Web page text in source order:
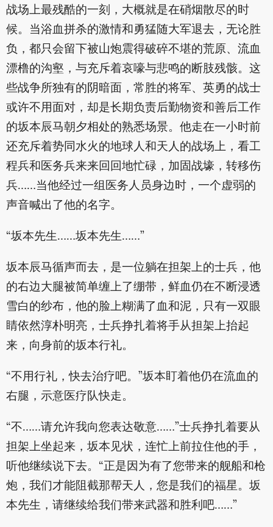
战场上最残酷的一刻，大概就是在硝烟散尽的时
候。当浴血拼杀的激情和勇猛随大军退去，无论胜
负，都只会留下被山炮震得破碎不堪的荒原、流血
漂橹的沟壑，与充斥着哀嚎与悲鸣的断肢残骸。这
些战争所独有的阴暗面，常胜的将军、英勇的战士
或许不用面对，却是长期负责后勤物资和善后工作
的坂本辰马朝夕相处的熟悉场景。他走在一小时前
还充斥着势同水火的地球人和天人的战场上，看工
程兵和医务兵来来回回地忙碌，加固战壕，转移伤
兵……当他经过一组医务人员身边时，一个虚弱的
声音喊出了他的名字。
“坂本先生……坂本先生……”
坂本辰马循声而去，是一位躺在担架上的士兵，他
的右边大腿被简单缠上了绷带，鲜血仍在不断浸透
雪白的纱布，他的脸上糊满了血和泥，只有一双眼
睛依然淳朴明亮，士兵挣扎着将手从担架上抬起
来，向身前的坂本行礼。
“不用行礼，快去治疗吧。”坂本盯着他仍在流血的
右腿，示意医疗队快走。
“不……请允许我向您表达敬意……”士兵挣扎着要从
担架上坐起来，坂本见状，连忙上前拉住他的手，
听他继续说下去。“正是因为有了您带来的舰船和枪
炮，我们才能阻截那帮天人，您是我们的福星。坂
本先生，请继续给我们带来武器和胜利吧……”